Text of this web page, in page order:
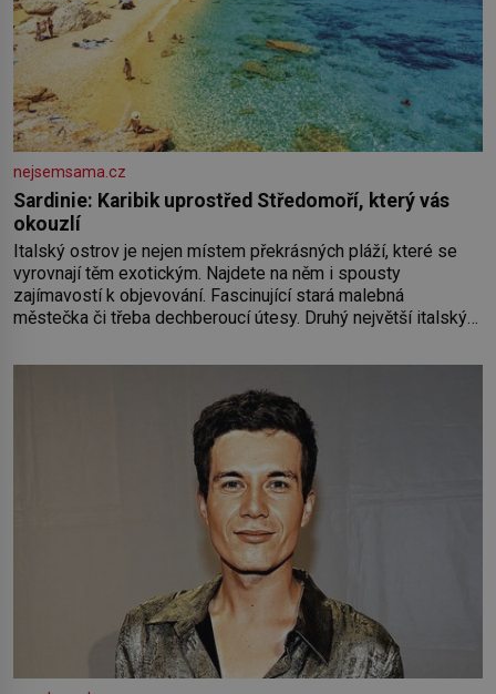
nejsemsama.cz
Sardinie: Karibik uprostřed Středomoří, který vás
okouzlí
Italský ostrov je nejen místem překrásných pláží, které se
vyrovnají těm exotickým. Najdete na něm i spousty
zajímavostí k objevování. Fascinující stará malebná
městečka či třeba dechberoucí útesy. Druhý největší italský
ohromí nejen svými plážemi s bílým pískem jako v Karibiku,
ale i divokou krajinou, také bohatou historií i luxusem.Zjistěte,